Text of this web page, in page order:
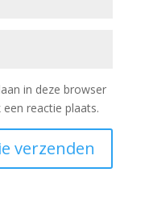
in deze browser
reactie plaats.